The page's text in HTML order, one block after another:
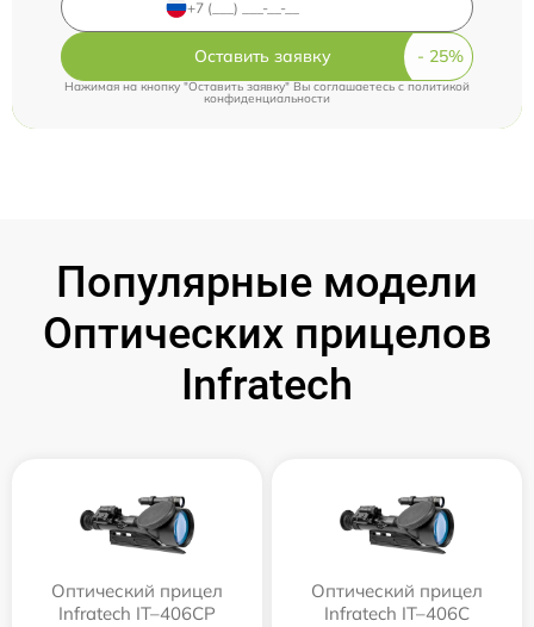
Оставить заявку
Нажимая на кнопку "Оставить заявку" Вы соглашаетесь c политикой
конфиденциальности
Популярные модели
Оптических прицелов
Infratech
Оптический прицел
Infratech IT–406СP
Оптический прицел
Infratech IT–406С